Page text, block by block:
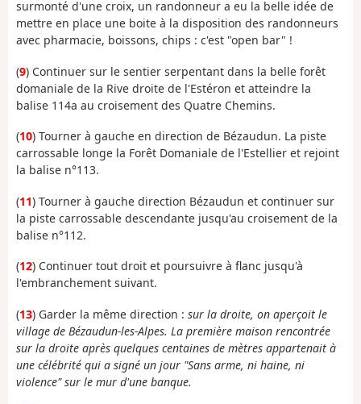
surmonté d'une croix, un randonneur a eu la belle idée de
mettre en place une boite à la disposition des randonneurs
avec pharmacie, boissons, chips : c'est "open bar" !
(9) Continuer sur le sentier serpentant dans la belle forêt
domaniale de la Rive droite de l'Estéron et atteindre la
balise 114a au croisement des Quatre Chemins.
(10) Tourner à gauche en direction de Bézaudun. La piste
carrossable longe la Forêt Domaniale de l'Estellier et rejoint
la balise n°113.
(11) Tourner à gauche direction Bézaudun et continuer sur
la piste carrossable descendante jusqu'au croisement de la
balise n°112.
(12) Continuer tout droit et poursuivre à flanc jusqu'à
l'embranchement suivant.
(13) Garder la même direction : sur la droite, on aperçoit le
village de Bézaudun-les-Alpes. La première maison rencontrée
sur la droite après quelques centaines de mètres appartenait à
une célébrité qui a signé un jour "Sans arme, ni haine, ni
violence" sur le mur d'une banque.